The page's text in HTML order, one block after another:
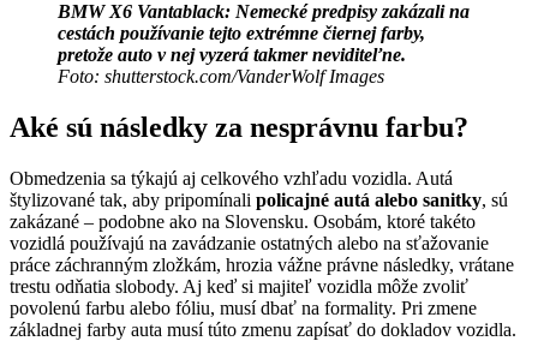
BMW X6 Vantablack: Nemecké predpisy zakázali na
cestách používanie tejto extrémne čiernej farby,
pretože auto v nej vyzerá takmer neviditeľne.
Foto: shutterstock.com/VanderWolf Images
Aké sú následky za nesprávnu farbu?
Obmedzenia sa týkajú aj celkového vzhľadu vozidla. Autá
štylizované tak, aby pripomínali policajné autá alebo sanitky, sú
zakázané – podobne ako na Slovensku. Osobám, ktoré takéto
vozidlá používajú na zavádzanie ostatných alebo na sťažovanie
práce záchranným zložkám, hrozia vážne právne následky, vrátane
trestu odňatia slobody. Aj keď si majiteľ vozidla môže zvoliť
povolenú farbu alebo fóliu, musí dbať na formality. Pri zmene
základnej farby auta musí túto zmenu zapísať do dokladov vozidla.